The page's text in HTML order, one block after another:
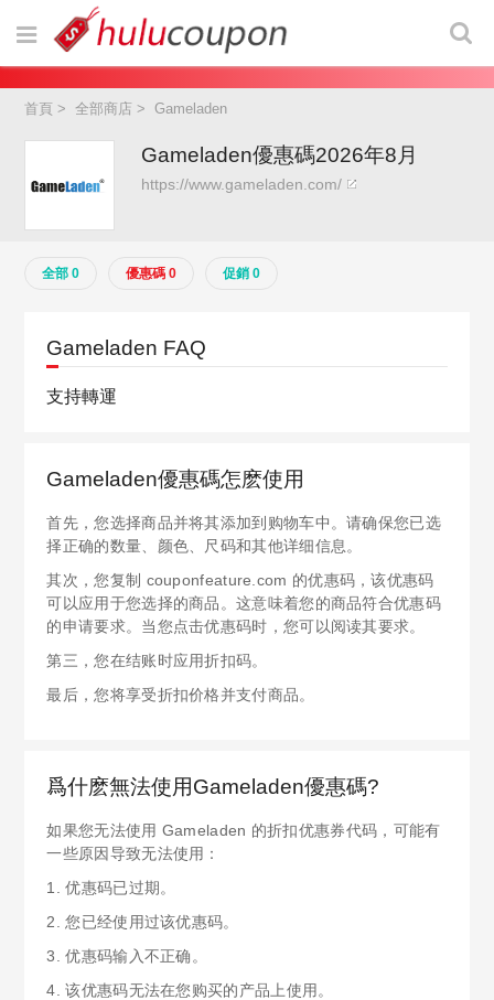
首頁 >全部商店 >Gameladen
Gameladen優惠碼2026年8月
https://www.gameladen.com/
全部 0 優惠碼 0 促銷 0
Gameladen FAQ
支持轉運
Gameladen優惠碼怎麽使用
首先，您选择商品并将其添加到购物车中。请确保您已选
择正确的数量、颜色、尺码和其他详细信息。
其次，您复制 couponfeature.com 的优惠码，该优惠码
可以应用于您选择的商品。这意味着您的商品符合优惠码
的申请要求。当您点击优惠码时，您可以阅读其要求。
第三，您在结账时应用折扣码。
最后，您将享受折扣价格并支付商品。
爲什麽無法使用Gameladen優惠碼?
如果您无法使用 Gameladen 的折扣优惠券代码，可能有
一些原因导致无法使用：
1. 优惠码已过期。
2. 您已经使用过该优惠码。
3. 优惠码输入不正确。
4. 该优惠码无法在您购买的产品上使用。